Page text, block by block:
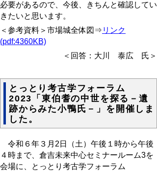
必要があるので、今後、きちんと確認してい
きたいと思います。
＜参考資料＞市場城全体図⇒ リンク
(pdf:4360KB)
＜回答：大川 泰広 氏＞
とっとり考古学フォーラム
2023「東伯耆の中世を探る－遺
跡からみた小鴨氏－」を開催しま
した。
令和６年３月2日（土）午後１時から午後
４時まで、倉吉未来中心セミナールーム3を
会場に、とっとり考古学フォーラム